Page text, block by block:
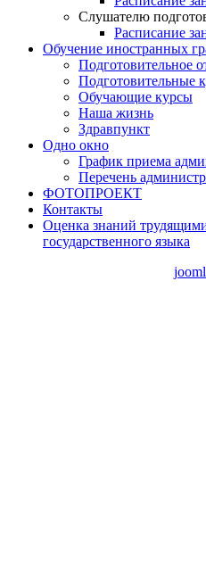
Слушателю
Расписание
Обучение иностранных
Подготовительное
Подготовительные
Обучающие курсы
Наша жизнь
Здравпункт
Одно окно
График приема
Перечень
ФОТОПРОЕКТ
Контакты
Оценка знаний
государственного языка